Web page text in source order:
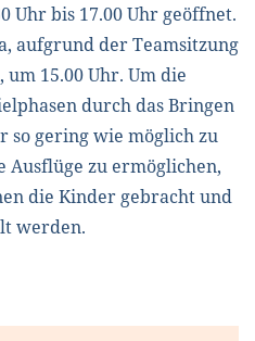
Uhr bis 17.00 Uhr geöffnet.
aufgrund der Teamsitzung
15.00 Uhr. Um die
durch das Bringen
so gering wie möglich zu
Ausflüge zu ermöglichen,
die Kinder gebracht und
werden.